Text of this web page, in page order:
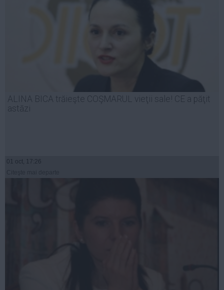
ALINA BICA trăieşte COŞMARUL vieţii sale! CE a păţit
astăzi
01 oct, 17:26